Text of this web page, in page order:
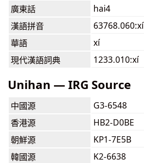
廣東話
hai4
漢語拼音
63768.060:xí
華語
xí
現代漢語詞典
1233.010:xí
Unihan — IRG Source
中國源
G3-6548
香港源
HB2-D0BE
朝鮮源
KP1-7E5B
韓國源
K2-6638